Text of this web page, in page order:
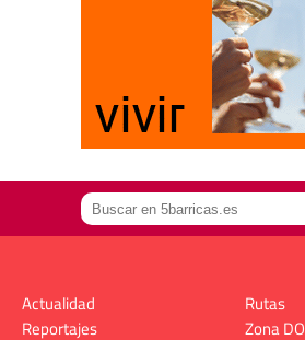
Actualidad
Reportajes
Rutas
Zona DO